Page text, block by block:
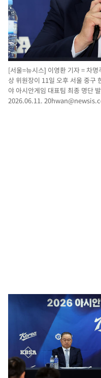
[서울=뉴시스] 이영환 기자 = 차
상 위원장이 11일 오후 서울 중구
야 아시안게임 대표팀 최종 명단
2026.06.11.